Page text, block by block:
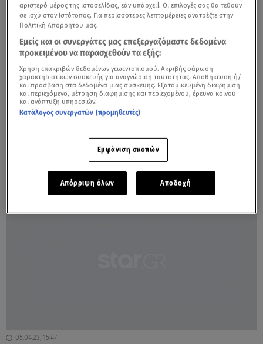
«Τινάζει την μπάνκα» για Πινέδα ο
Μελισσανίδης
05.04.23, 15:47
αριστερό μέρος της ιστοσελίδας, εάν υπάρχει]. Οι επιλογές σας θα τεθούν
σε ισχύ στον Ιστότοπος. Για περισσότερες λεπτομέρειες ανατρέξτε στην
Πολιτική Απορρήτου μας.
Εμείς και οι συνεργάτες μας επεξεργαζόμαστε δεδομένα
προκειμένου να παρασχεθούν τα εξής:
Χρήση επακριβών δεδομένων γεωεντοπισμού. Ακριβής σάρωση
χαρακτηριστικών συσκευής για αναγνώριση ταυτότητας. Αποθήκευση ή/
και πρόσβαση στα δεδομένα μιας συσκευής. Εξατομικευμένη διαφήμιση
και περιεχόμενο, μέτρηση διαφήμισης και περιεχομένου, έρευνα κοινού
και ανάπτυξη υπηρεσιών.
Κατάλογος συνεργατών (προμηθευτές)
Εμφάνιση σκοπών
Απόρριψη όλων Αποδοχή